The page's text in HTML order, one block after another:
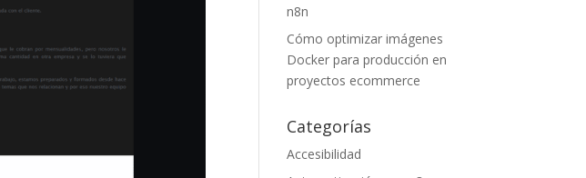
n8n
Cómo optimizar imágenes
Docker para producción en
proyectos ecommerce
Categorías
Accesibilidad